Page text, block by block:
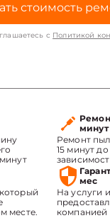
стоимость
с Политикой
минут
Ремонт
15 минут
месте.
мес
На услуги
компанией